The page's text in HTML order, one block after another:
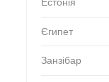
Єгипет
Занзібар